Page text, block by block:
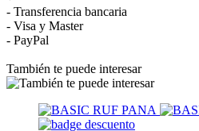
- Transferencia bancaria
- Visa y Master
- PayPal
También te puede interesar